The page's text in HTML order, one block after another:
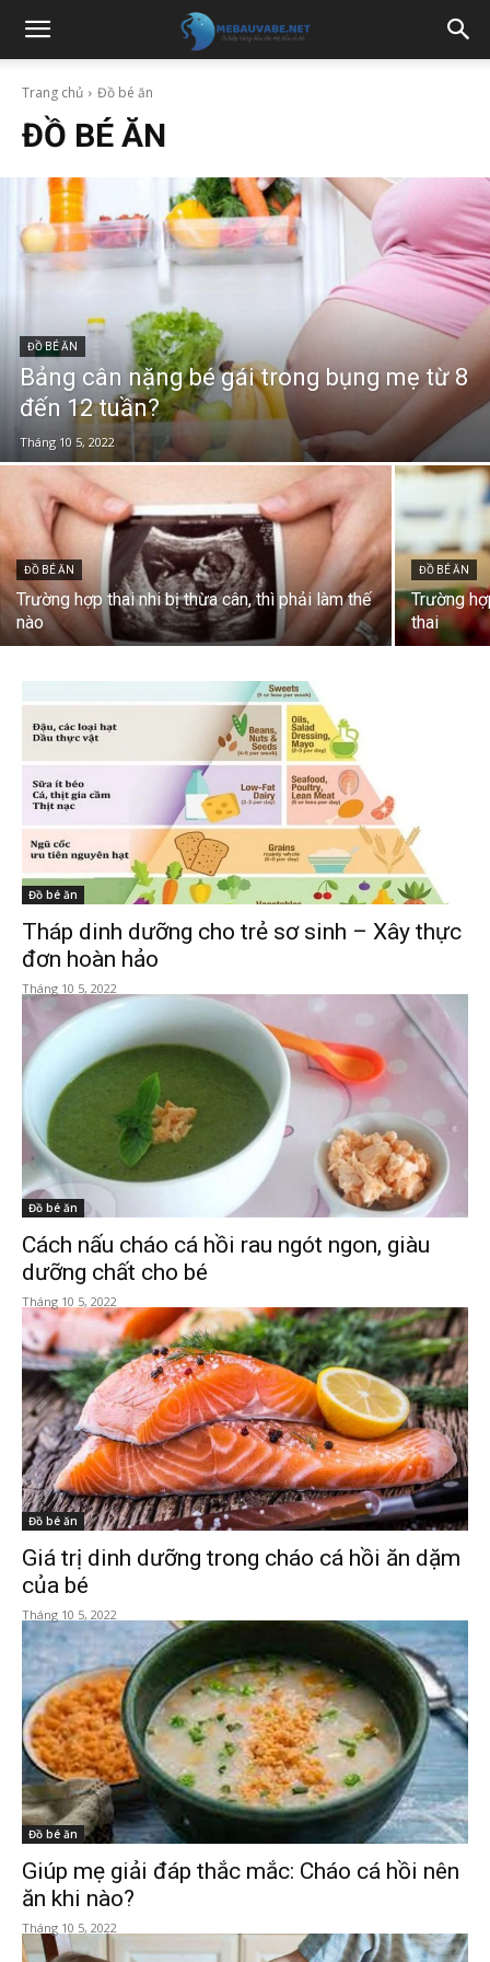
Trang chủ Đồ bé ăn
ĐỒ BÉ ĂN
ĐỒ BÉ ĂN
Bảng cân nặng bé gái trong bụng mẹ từ 8
đến 12 tuần?
Tháng 10 5, 2022
ĐỒ BÉ ĂN
Trường hợp thai nhi bị thừa cân, thì phải làm thế
nào
ĐỒ BÉ ĂN
Trường
thai
Đồ bé ăn
Tháp dinh dưỡng cho trẻ sơ sinh – Xây thực
đơn hoàn hảo
Tháng 10 5, 2022
Đồ bé ăn
Cách nấu cháo cá hồi rau ngót ngon, giàu
dưỡng chất cho bé
Tháng 10 5, 2022
Đồ bé ăn
Giá trị dinh dưỡng trong cháo cá hồi ăn dặm
của bé
Tháng 10 5, 2022
Đồ bé ăn
Giúp mẹ giải đáp thắc mắc: Cháo cá hồi nên
ăn khi nào?
Tháng 10 5, 2022